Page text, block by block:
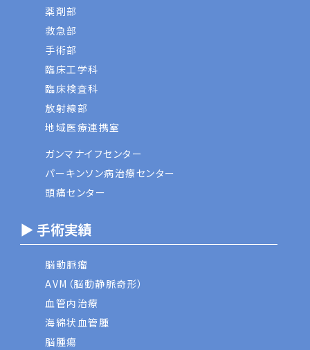
薬剤部
救急部
手術部
臨床工学科
臨床検査科
放射線部
地域医療連携室
ガンマナイフセンター
パーキンソン病治療センター
頭痛センター
▶ 手術実績
脳動脈瘤
AVM（脳動静脈奇形）
血管内治療
海綿状血管腫
脳腫瘍